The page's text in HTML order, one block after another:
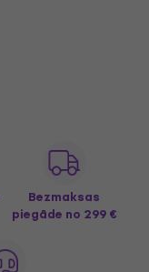
Bezmaksas
piegāde no 299 €